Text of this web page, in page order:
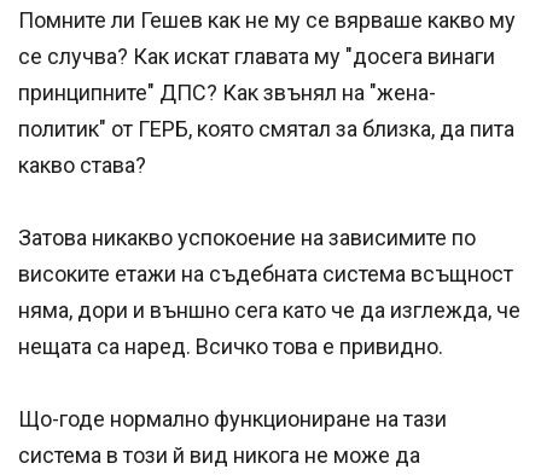
Помните ли Гешев как не му се вярваше какво му
се случва? Как искат главата му "досега винаги
принципните" ДПС? Как звънял на "жена-
политик" от ГЕРБ, която смятал за близка, да пита
какво става?
Затова никакво успокоение на зависимите по
високите етажи на съдебната система всъщност
няма, дори и външно сега като че да изглежда, че
нещата са наред. Всичко това е привидно.
Що-годе нормално функциониране на тази
система в този й вид никога не може да